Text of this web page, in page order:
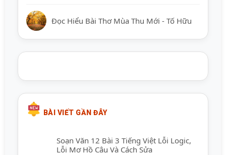
Đọc Hiểu Bài Thơ Mùa Thu Mới - Tố Hữu
BÀI VIẾT GẦN ĐÂY
Soạn Văn 12 Bài 3 Tiếng Việt Lỗi Logic,
Lỗi Mơ Hồ Câu Và Cách Sửa